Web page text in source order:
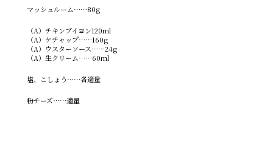
マッシュルーム……80g
（A）チキンブイヨン120ml
（A）ケチャップ……160g
（A）ウスターソース……24g
（A）生クリーム……60ml
塩、こしょう……各適量
粉チーズ……適量